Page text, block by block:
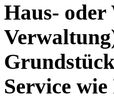
Haus-
Service